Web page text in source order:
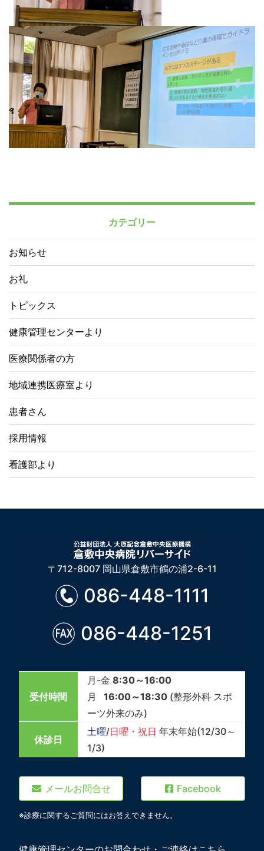
カテゴリー
お知らせ
お礼
トピックス
健康管理センターより
医療関係者の方
地域連携医療室より
患者さん
採用情報
看護部より
〒712-8007 岡山県倉敷市鶴の浦2-6-11
086-448-1111
086-448-1251
受付時間
月-金 8:30～16:00
月 16:00～18:30 (整形外科 スポ
ーツ外来のみ)
休診日
土曜/日曜・祝日 年末年始(12/30～
1/3)
メールお問合せ Facebook
※診療に関するご質問にはお答えできません。